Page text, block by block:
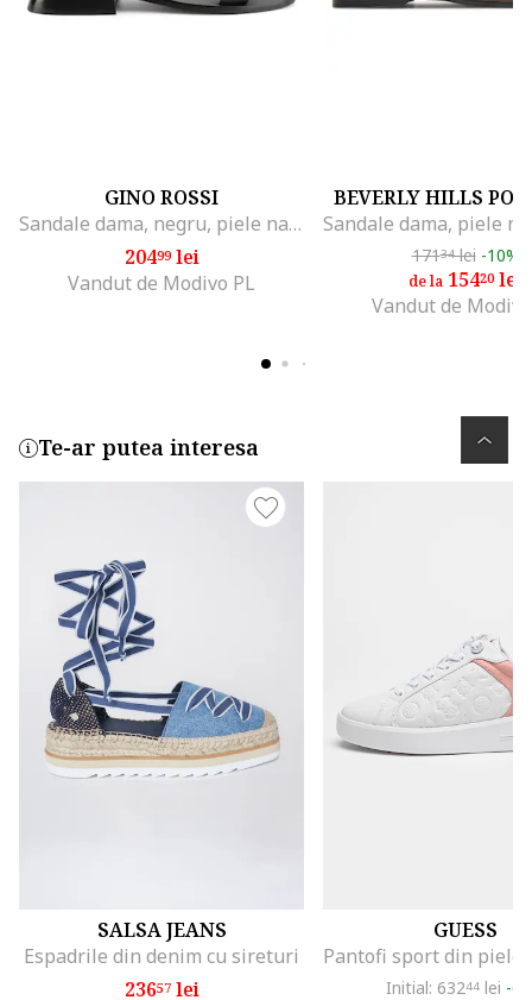
GINO ROSSI
Sandale dama, negru, piele naturala
20499lei
Vandut de Modivo PL
BEVERLY HILLS
17134lei -10%
de la 15420lei
Vandut de
Te-ar putea interesa
SALSA JEANS
Espadrile din denim cu sireturi
23657lei
GUESS
Initial: 63244 lei -